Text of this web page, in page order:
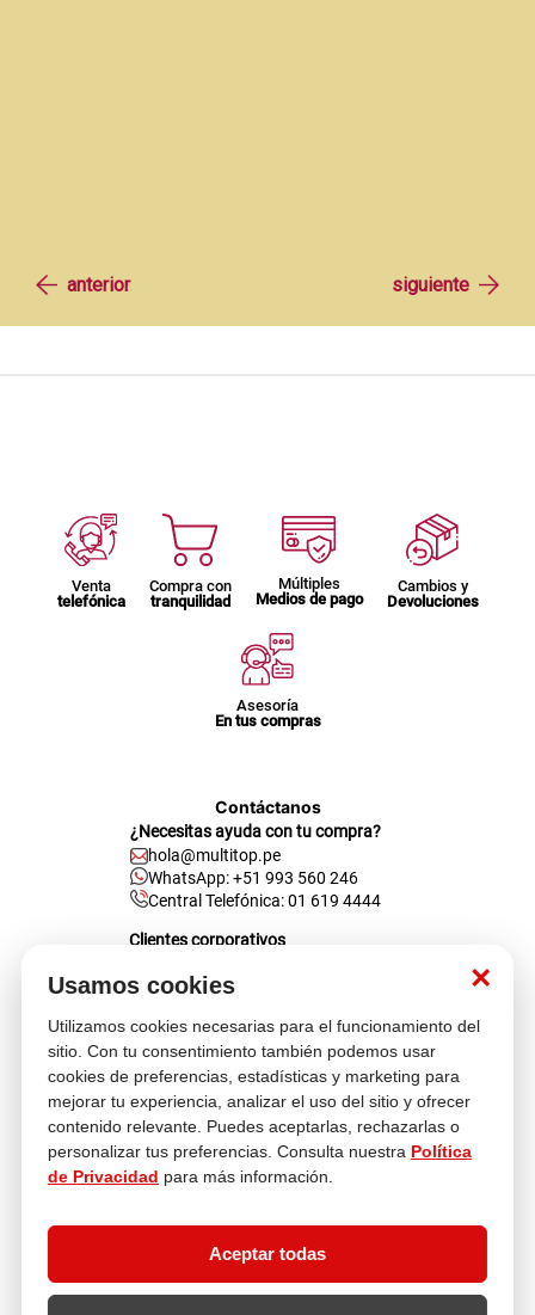
×
Usamos cookies
Utilizamos cookies necesarias para el funcionamiento del
sitio. Con tu consentimiento también podemos usar
cookies de preferencias, estadísticas y marketing para
mejorar tu experiencia, analizar el uso del sitio y ofrecer
contenido relevante. Puedes aceptarlas, rechazarlas o
personalizar tus preferencias. Consulta nuestra Política
de Privacidad para más información.
Aceptar todas
Venta
telefónica
Compra con
tranquilidad
Múltiples
Medios de pago
Cambios y
Devoluciones
Asesoría
En tus compras
Contáctanos
¿Necesitas ayuda con tu compra?
hola@multitop.pe
WhatsApp: +51 993 560 246
Central Telefónica: 01 619 4444
Clientes corporativos
Jefa de Ventas Empresas
kgarcia@multitop.pe
Tienda física
Av. Iquitos 670 - 699, La Victoria
L-S: 8:00 a.m. - 6:30 p.m.
Feriados: 9:00 a.m. - 5:00 p.m.
Nosotros
Atención al cliente